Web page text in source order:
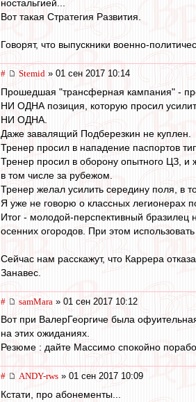
ностальгией...
Вот такая Стратегия Развития.
Говорят, что выпускники военно-
# Stemid » 01 сен 2017 10:14
Прошедшая "трансферная кампания" -
НИ ОДНА позиция, которую просил
НИ ОДНА.
Даже завалящий Подберезкин не куплен.
Тренер просил в нападение паспортов
Тренер просил в оборону опытного ЦЗ, и
в том числе за рубежом.
Тренер желал усилить середину поля, в
Я уже не говорю о классных легионерах
Итог - молодой-перспективный бразилец
осенних огородов. При этом
Сейчас нам расскажут, что Каррера
Занавес.
# samMara » 01 сен 2017 10:12
Вот при ВалерГеоргиче была
на этих ожиданиях.
Резюме : дайте Массимо спокойно
# ANDY-rws » 01 сен 2017 10:09
Кстати, про абонементы...